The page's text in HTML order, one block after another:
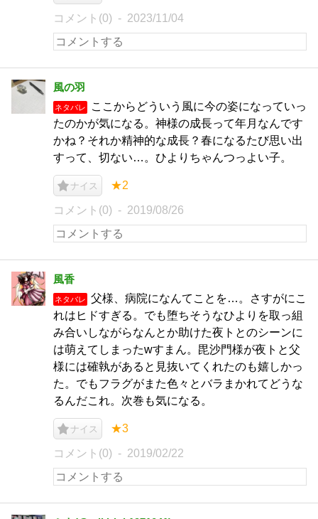
コメント(0) 2023/11/04
風の羽
ネタバレ
ここからどういう風に今の姿になっていっ
たのかが気になる。神様の成長って年月なんです
かね？それか精神的な成長？春になるたび思い出
すって、切ない…。ひよりちゃんつっよい子。
ナイス ★2
コメント(0) 2019/08/26
風香
ネタバレ
父様、病院になんてことを…。さすがにこ
れはヒドすぎる。でも堕ちそうなひよりを取っ組
み合いしながらなんとか助けた夜トとのシーンに
は萌えてしまったwすまん。毘沙門様が夜トと父
様には確執があると見抜いてくれたのも嬉しかっ
た。でもフラグがまた色々とバラまかれてどうな
るんだこれ。次巻も気になる。
ナイス ★3
コメント(0) 2019/02/22